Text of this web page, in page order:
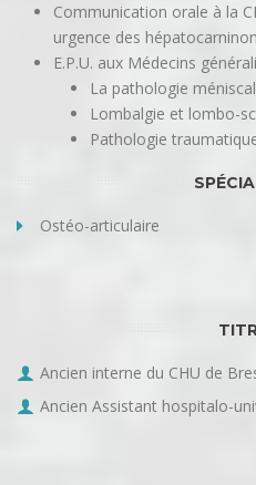
Communication orale à la
urgence des
E.P.U. aux Médecins
La pathologie
Lombalgie et lombo-
Pathologie
Ostéo-articulaire
Ancien interne du CHU de
Ancien Assistant hospitalo-